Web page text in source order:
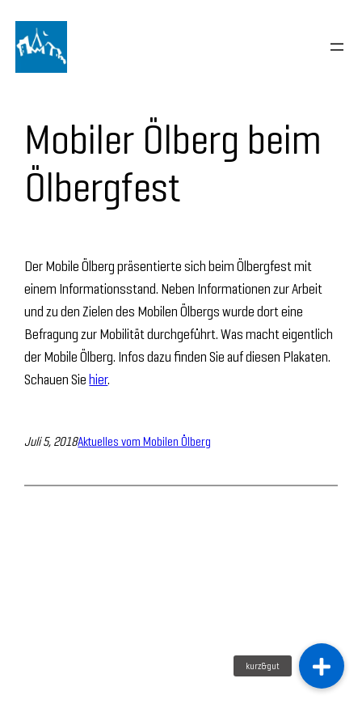
Zum
Inhalt
springen
Mobiler Ölberg beim
Ölbergfest
Der Mobile Ölberg präsentierte sich beim Ölbergfest mit
einem Informationsstand. Neben Informationen zur Arbeit
und zu den Zielen des Mobilen Ölbergs wurde dort eine
Befragung zur Mobilität durchgeführt. Was macht eigentlich
der Mobile Ölberg. Infos dazu finden Sie auf diesen Plakaten.
Schauen Siehier.
Juli 5, 2018Aktuelles vom Mobilen Ölberg